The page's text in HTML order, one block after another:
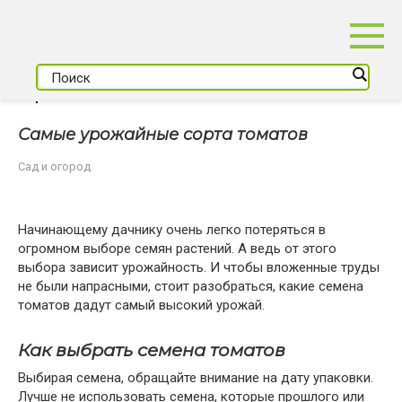
Самые урожайные сорта томатов
Сад и огород
Начинающему дачнику очень легко потеряться в
огромном выборе семян растений. А ведь от этого
выбора зависит урожайность. И чтобы вложенные труды
не были напрасными, стоит разобраться, какие семена
томатов дадут самый высокий урожай.
Как выбрать семена томатов
Выбирая семена, обращайте внимание на дату упаковки.
Лучше не использовать семена, которые прошлого или